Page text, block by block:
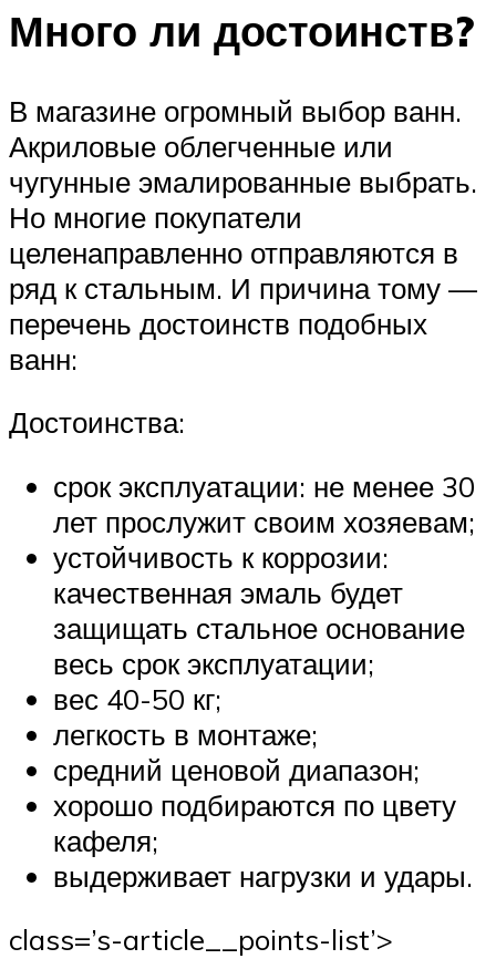
Много ли достоинств?
В магазине огромный выбор ванн.
Акриловые облегченные или
чугунные эмалированные выбрать.
Но многие покупатели
целенаправленно отправляются в
ряд к стальным. И причина тому —
перечень достоинств подобных
ванн:
Достоинства:
срок эксплуатации: не менее 30
лет прослужит своим хозяевам;
устойчивость к коррозии:
качественная эмаль будет
защищать стальное основание
весь срок эксплуатации;
вес 40-50 кг;
легкость в монтаже;
средний ценовой диапазон;
хорошо подбираются по цвету
кафеля;
выдерживает нагрузки и удары.
class=’s-article__points-list’>